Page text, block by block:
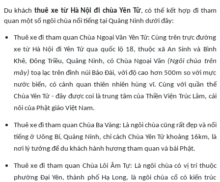
Du kháchthuê xe từ Hà Nội đi chùa Yên Tử, có thể kết hợp đi tham
quan một số ngôi chùa nổi tiếng tại Quảng Ninh dưới đây:
Thuê xe đi tham quan Chùa Ngoại Vân Yên Tử: Cùng trên trực đường
xe từ Hà Nội đi Yên Tử qua quốc lộ 18, thuộc xã An Sinh và Bình
Khê, Đông Triều, Quảng Ninh, có Chùa Ngoại Vân (Ngôi chùa trên
mây) toạ lạc trên đỉnh núi Bảo Đài, với độ cao hơn 500m so với mực
nước biển, có cảnh quan thiên nhiên hùng vĩ. Cùng với quần thể
Chùa Yên Tử - đây được coi là trung tâm của Thiền Viện Trúc Lâm, cái
nôi của Phật giáo Việt Nam.
Thuê xe đi tham quan Chùa Ba Vàng: Là ngôi chùa cũng rất đẹp và nổi
tiếng ở Uông Bí, Quảng Ninh, chỉ cách Chùa Yên Tử khoảng 16km, là
nơi lý tưởng để du khách hành hương tham quan và bái Phật.
Thuê xe đi tham quan Chùa Lôi Âm Tự: Là ngôi chùa có vị trí thuộc
phường Đại Yên, thành phố Hạ Long, là ngôi chùa cổ có kiến trúc